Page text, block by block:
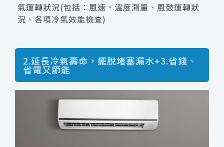
氣運轉狀況(包括：風速、溫度測量、風鼓運轉狀
況、各項冷氣效能檢查)
2.延長冷氣壽命，擺脫堵塞漏水+3.省錢、
省電又節能